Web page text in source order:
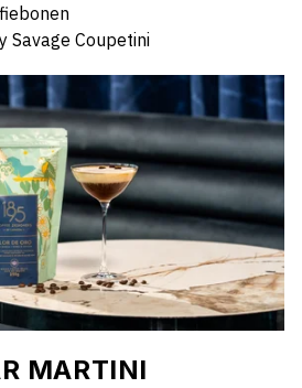
Savage Coupetini
MARTINI